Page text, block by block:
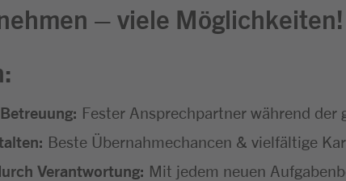
– viele Möglichkeiten!
Fester Ansprechpartner während der
Beste Übernahmechancen & vielfältige
Verantwortung: Mit jedem neuen